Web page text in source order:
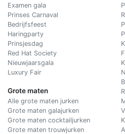
Examen gala
Prinses Carnaval
Bedrijfsfeest
Haringparty
Prinsjesdag
Red Hat Society
Nieuwjaarsgala
Luxury Fair
Grote maten
Alle grote maten jurken
Grote maten galajurken
Grote maten cocktailjurken
Grote maten trouwjurken